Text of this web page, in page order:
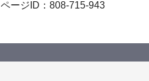
ページID：808-715-943